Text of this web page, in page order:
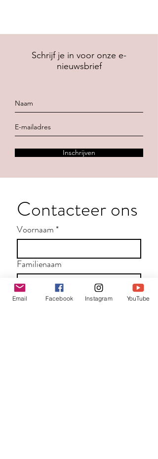
Schrijf je in voor onze e-
nieuwsbrief
Inschrijven
Contacteer ons
Voornaam*
Familienaam
E-mail *
Email Facebook Instagram YouTube